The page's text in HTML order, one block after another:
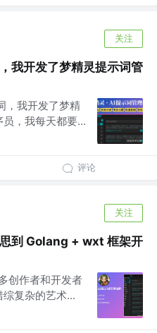
关注
我开发了梦精灵提示词管
，我开发了梦精
，我每天都要...
评论
关注
到 Golang + wxt 框架开
创作者和开发者
复杂的艺术...